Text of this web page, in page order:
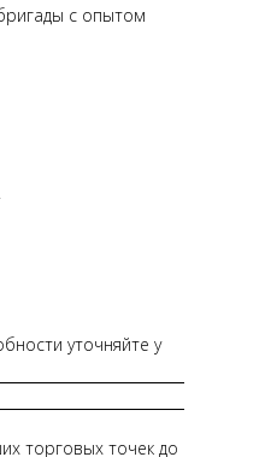
с опытом
уточняйте у
торговых точек до